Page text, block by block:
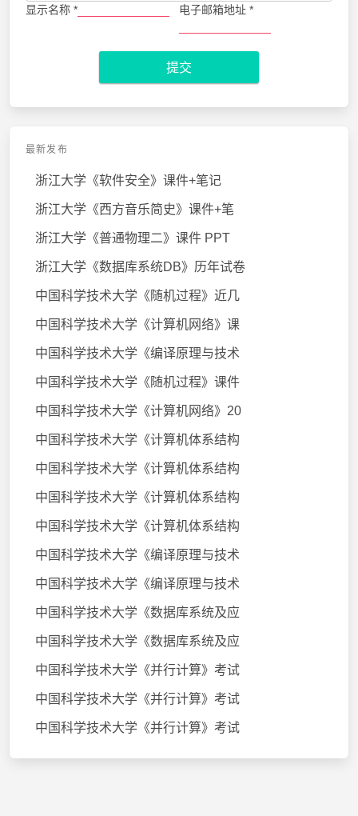
显示名称 * 电子邮箱地址 *
提交
最新发布
浙江大学《软件安全》课件+笔记
浙江大学《西方音乐简史》课件+笔
浙江大学《普通物理二》课件 PPT
浙江大学《数据库系统DB》历年试卷
中国科学技术大学《随机过程》近几
中国科学技术大学《计算机网络》课
中国科学技术大学《编译原理与技术
中国科学技术大学《随机过程》课件
中国科学技术大学《计算机网络》20
中国科学技术大学《计算机体系结构
中国科学技术大学《计算机体系结构
中国科学技术大学《计算机体系结构
中国科学技术大学《计算机体系结构
中国科学技术大学《编译原理与技术
中国科学技术大学《编译原理与技术
中国科学技术大学《数据库系统及应
中国科学技术大学《数据库系统及应
中国科学技术大学《并行计算》考试
中国科学技术大学《并行计算》考试
中国科学技术大学《并行计算》考试